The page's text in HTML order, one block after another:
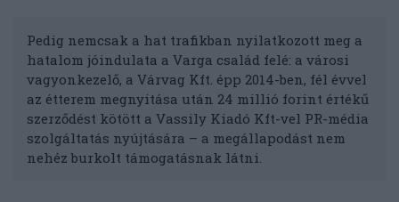
Pedig nemcsak a hat trafikban nyilatkozott meg a
hatalom jóindulata a Varga család felé: a városi
vagyonkezelő, a Várvag Kft. épp 2014-ben, fél évvel
az étterem megnyitása után 24 millió forint értékű
szerződést kötött a Vassily Kiadó Kft-vel PR-média
szolgáltatás nyújtására – a megállapodást nem
nehéz burkolt támogatásnak látni.